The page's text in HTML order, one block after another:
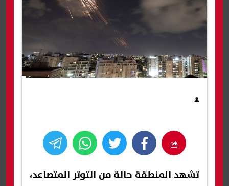
تشهد المنطقة حالة من التوتر المتصاعد،